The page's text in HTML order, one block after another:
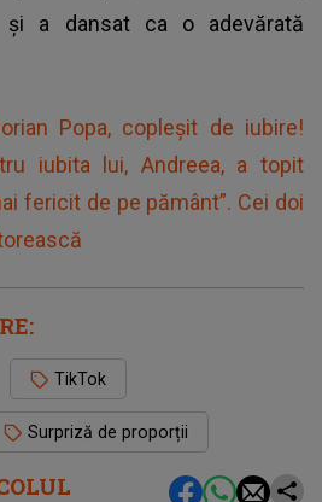
și a dansat ca o adevărată
Popa, copleșit de iubire!
iubita lui, Andreea, a topit
fericit de pe pământ”. Cei doi
TikTok
Surpriză de proporții